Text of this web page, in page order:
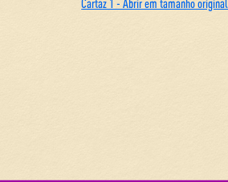
Cartaz 1 - Abrir em tamanho original